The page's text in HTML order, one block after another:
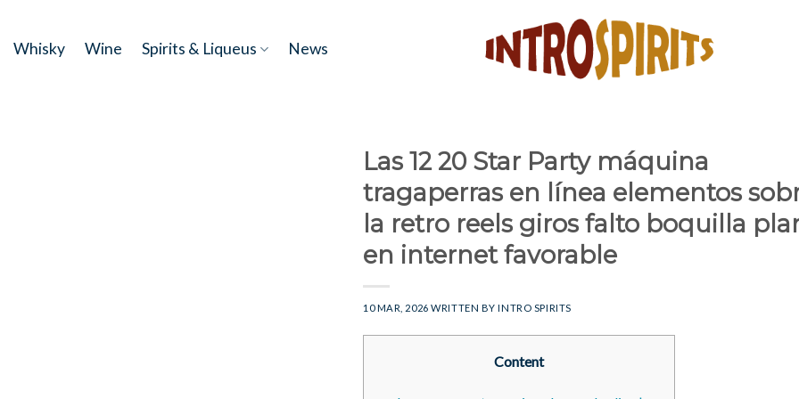
content
Whisky Wine Spirits & Liqueus News
Las 12 20 Star Party máquina
tragaperras en línea elementos
la retro reels giros falto boquilla
en internet favorable
10 MAR, 2026 WRITTEN BYINTRO SPIRITS
Content